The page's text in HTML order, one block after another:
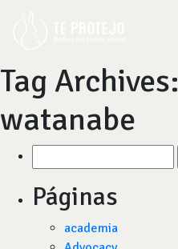
Tag Archives:
watanabe
por:
Páginas
academia